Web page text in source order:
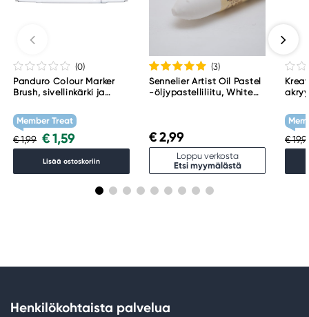
(0)
Panduro Colour Marker
Brush, sivellinkärki ja
WG1
Member Treat
€ 1,99 € 1,59
Lisää ostoskoriin
(3)
Sennelier Artist Oil Pastel
-öljypastelliliitu, White
€ 2,99
Loppu verkosta
Etsi myymälästä
€
Henkilökohtaista palvelua